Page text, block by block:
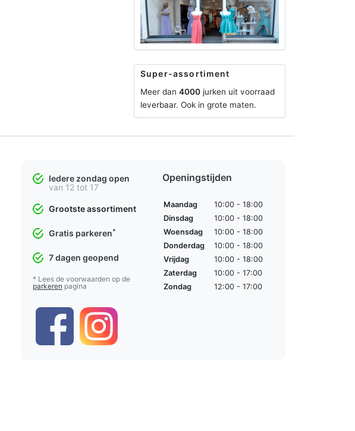
Super-assortiment
Meer dan 4000 jurken uit voorraad
leverbaar. Ook in grote maten.
Iedere zondag open
van 12 tot 17
Grootste assortiment
Gratis parkeren*
7 dagen geopend
* Lees de voorwaarden op de
parkeren pagina
Openingstijden
Maandag
10:00 - 18:00
Dinsdag
10:00 - 18:00
Woensdag
10:00 - 18:00
Donderdag
10:00 - 18:00
Vrijdag
10:00 - 18:00
Zaterdag
10:00 - 17:00
Zondag
12:00 - 17:00